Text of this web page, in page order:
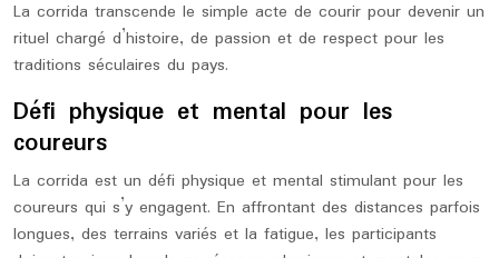
La corrida transcende le simple acte de courir pour devenir un
rituel chargé d’histoire, de passion et de respect pour les
traditions séculaires du pays.
Défi physique et mental pour les
coureurs
La corrida est un défi physique et mental stimulant pour les
coureurs qui s’y engagent. En affrontant des distances parfois
longues, des terrains variés et la fatigue, les participants